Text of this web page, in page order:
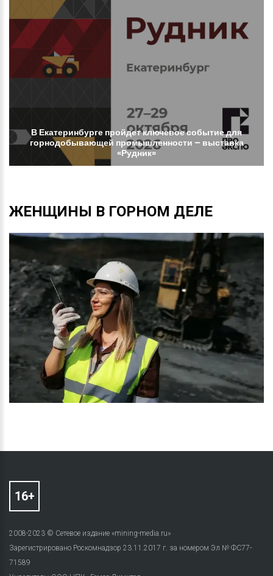
В Екатеринбурге пройдетключевоесобытиедля
горнодобывающей промышленности – выставка
«Рудник»
ЖЕНЩИНЫ В ГОРНОМ ДЕЛЕ
2008-2023 © Сетевое издание «mining-media.ru»
Зарегистрировано Роскомнадзор 23.11.2017 г. за номером Эл № ФС77-
71589